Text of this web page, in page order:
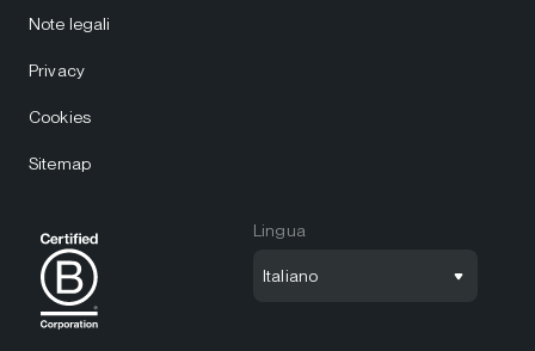
Note legali
Privacy
Cookies
Sitemap
Lingua
Italiano